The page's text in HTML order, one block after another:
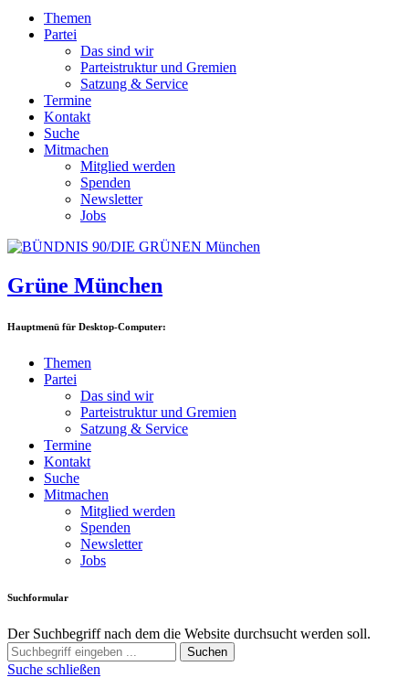
Themen
Partei
Das sind wir
Parteistruktur und Gremien
Satzung & Service
Termine
Kontakt
Suche
Mitmachen
Mitglied werden
Spenden
Newsletter
Jobs
Grüne München
Hauptmenü für Desktop-Computer:
Themen
Partei
Das sind wir
Parteistruktur und Gremien
Satzung & Service
Termine
Kontakt
Suche
Mitmachen
Mitglied werden
Spenden
Newsletter
Jobs
Suchformular
Der Suchbegriff nach dem die Website durchsucht werden soll.
Suchen
Suche schließen